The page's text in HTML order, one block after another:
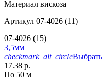
Материал вискоза
Артикул 07-4026 (11)
07-4026 (15)
3,5мм
checkmark_alt_circleВыбрать
17.38 р.
По 50 м